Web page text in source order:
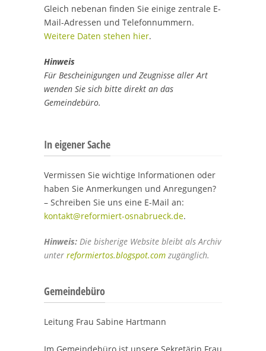
Gleich nebenan finden Sie einige zentrale E-
Mail-Adressen und Telefonnummern.
Weitere Daten stehen hier.
Hinweis
Für Bescheinigungen und Zeugnisse aller Art
wenden Sie sich bitte direkt an das
Gemeindebüro.
In eigener Sache
Vermissen Sie wichtige Informationen oder
haben Sie Anmerkungen und Anregungen?
– Schreiben Sie uns eine E-Mail an:
kontakt@reformiert-osnabrueck.de.
Hinweis: Die bisherige Website bleibt als Archiv
unter reformiertos.blogspot.com zugänglich.
Gemeindebüro
Leitung Frau Sabine Hartmann